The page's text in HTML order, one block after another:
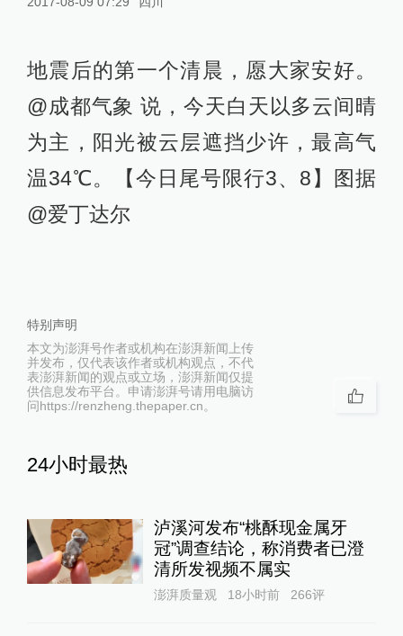
地震后的第一个清晨，愿大家安好。
@成都气象 说，今天白天以多云间晴
为主，阳光被云层遮挡少许，最高气
温34℃。【今日尾号限行3、8】图据
@爱丁达尔 ​
特别声明
本文为澎湃号作者或机构在澎湃新闻上传
并发布，仅代表该作者或机构观点，不代
表澎湃新闻的观点或立场，澎湃新闻仅提
供信息发布平台。申请澎湃号请用电脑访
问https://renzheng.thepaper.cn。
24小时最热
泸溪河发布“桃酥现金属牙
冠”调查结论，称消费者已澄
清所发视频不属实
澎湃质量观 18小时前 266评